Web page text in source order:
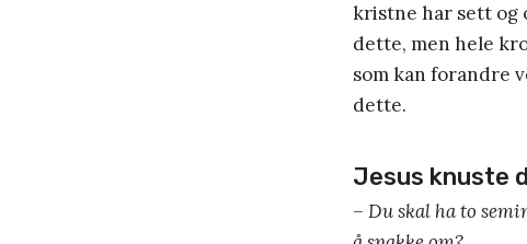
kristne har sett og
dette, men hele
som kan forandre
dette.
Jesus knuste
– Du skal ha to